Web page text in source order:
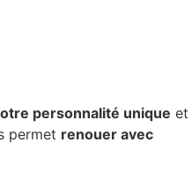
personnalité unique et
permet renouer avec